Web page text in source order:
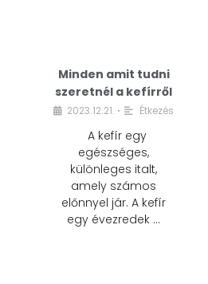
Minden amit tudni
szeretnél a kefírről
2023.12.21. • Étkezés
A kefír egy
egészséges,
különleges italt,
amely számos
előnnyel jár. A kefír
egy évezredek …